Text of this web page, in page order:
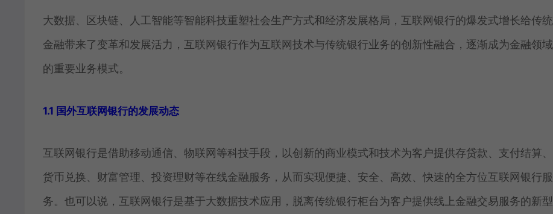
大数据、区块链、人工智能等智能科技重塑社会生产方式和经济发展格局，互联网银行的爆发式增长给传统
金融带来了变革和发展活力，互联网银行作为互联网技术与传统银行业务的创新性融合，逐渐成为金融领域
的重要业务模式。
1.1 国外互联网银行的发展动态
互联网银行是借助移动通信、物联网等科技手段，以创新的商业模式和技术为客户提供存贷款、支付结算、
货币兑换、财富管理、投资理财等在线金融服务，从而实现便捷、安全、高效、快速的全方位互联网银行服
务。也可以说，互联网银行是基于大数据技术应用，脱离传统银行柜台为客户提供线上金融交易服务的新型